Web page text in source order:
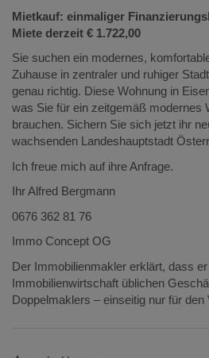
Mietkauf: einmaliger
Miete derzeit € 1.722,00
Sie suchen ein modernes,
Zuhause in zentraler und ruhiger
genau richtig. Diese Wohnung in
was Sie für ein zeitgemäß modernes
brauchen. Sichern Sie sich jetzt ihr
wachsenden Landeshauptstadt
Ich freue mich auf ihre Anfrage.
Ihr Alfred Bergmann
0676 362 81 76
Immo Concept OG
Der Immobilienmakler erklärt, dass
Immobilienwirtschaft üblichen
Doppelmaklers – einseitig nur für den